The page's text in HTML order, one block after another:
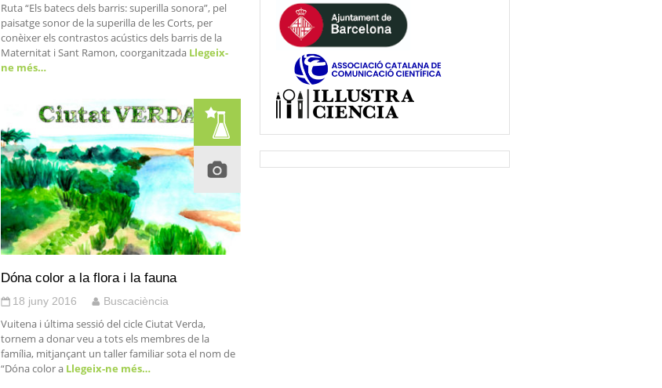
Ruta “Els batecs dels barris: superilla sonora”, pel
paisatge sonor de la superilla de les Corts, per
conèixer els contrastos acústics dels barris de la
Maternitat i Sant Ramon, coorganitzadaLlegeix-
ne més…
Dóna color a la flora i la fauna
18 juny 2016 Buscaciència
Vuitena i última sessió del cicle Ciutat Verda,
tornem a donar veu a tots els membres de la
família, mitjançant un taller familiar sota el nom de
“Dóna color aLlegeix-ne més…